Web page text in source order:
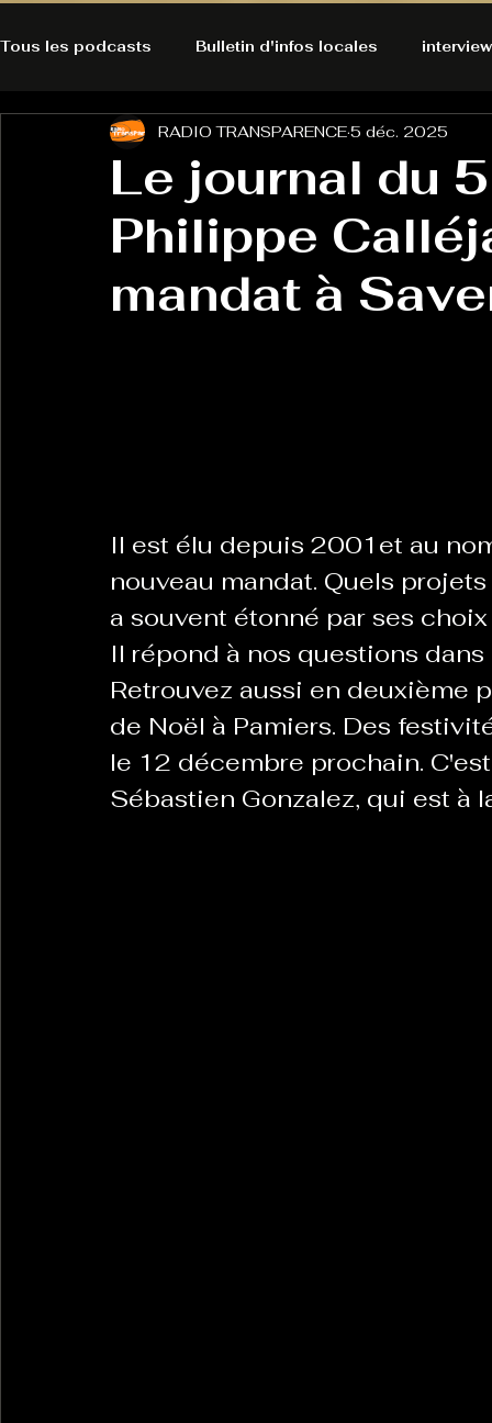
Tous les podcasts Bulletin d'infos locales
A l'Ecoute de la Peau Alternatives Ecologiques
Bulles à découvrir Bonnes résolutions de
Du pain et des parpaings GOOD VIBES
La Revanche des Cagoles Le Chabot La
Les Transversales Politique del païs Pour
Tout Feu Tout Femmes
Le journal du
Philippe
mandat à
RADIO TRANSPARENCE5 déc. 2025
Il est élu depuis 2001et au
nouveau mandat. Quels
a souvent étonné par ses
Il répond à nos questions
Retrouvez aussi en deuxième
de Noël à Pamiers. Des
le 12 décembre prochain.
Sébastien Gonzalez, qui est à